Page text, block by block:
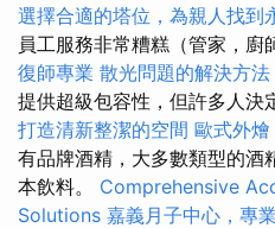
選擇合適的塔位，為親人找到
員工服務非常糟糕（管家，廚
復師專業 散光問題的解決方
提供超級包容性，但許多人決
打造清新整潔的空間 歐式外
有品牌酒精，大多數類型的酒
本飲料。 Comprehensive
Solutions 嘉義月子中心，專